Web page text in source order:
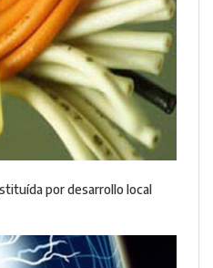
por desarrollo local